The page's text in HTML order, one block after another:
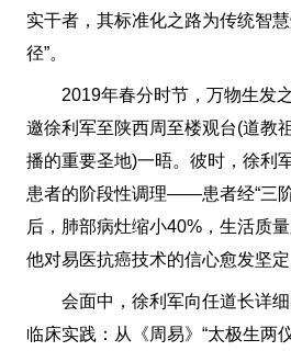
实干者，其标准化之路为传统智
径”。
2019年春分时节，万物生发之
邀徐利军至陕西周至楼观台(道教
播的重要圣地)一晤。彼时，徐利
患者的阶段性调理——患者经“三
后，肺部病灶缩小40%，生活质
他对易医抗癌技术的信心愈发坚定
会面中，徐利军向任道长详细
临床实践：从《周易》“太极生两